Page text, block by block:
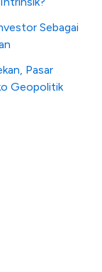
Sebagai
Pasar
Geopolitik